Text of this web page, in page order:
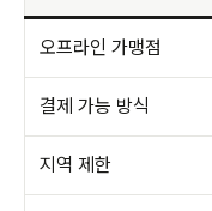
오프라인 가맹점
결제 가능 방식
지역 제한